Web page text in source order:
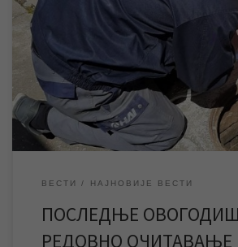
Почело је последње овогодишње редовно
водомера корисника у Зрењанину и 6
су на терену сваког радног дана од 8 до
корисника је да омогуће приступ
Скупштине Града Зрењанина, водомери
очитавају два пута годишње, односно
ВЕСТИ НАЈНОВИЈЕ ВЕСТИ
ПОСЛЕДЊЕ
РЕДОВНО ОЧИТАВАЊЕ